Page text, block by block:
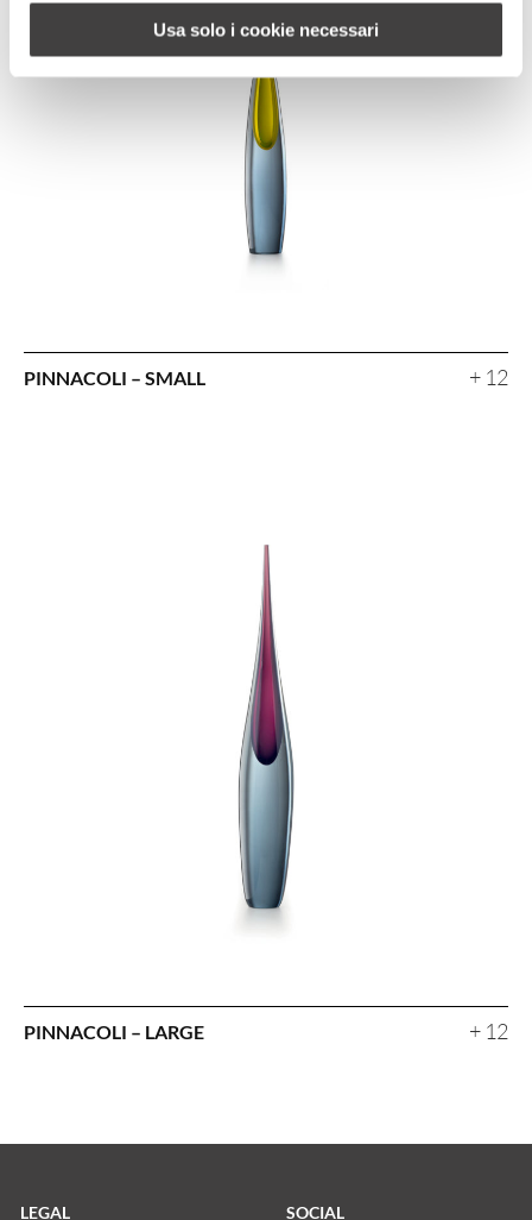
Usa solo i cookie necessari
PINNACOLI – SMALL + 12
PINNACOLI – LARGE + 12
LEGAL SOCIAL